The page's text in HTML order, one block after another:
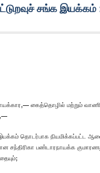
சங்க
கைத்தொழில் மற்றும்
இயக்கம் தொடர்பாக நியமிக்கப்பட்ட
சந்திரிகா பண்டாரநாயக்க